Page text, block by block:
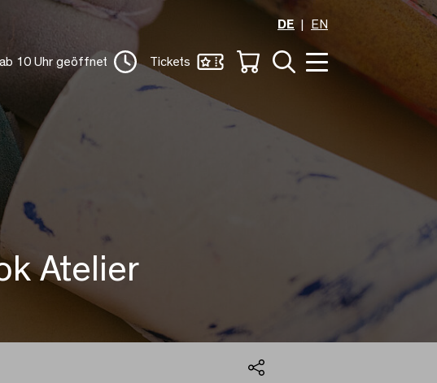
DE
EN
10 Uhr geöffnet Tickets
Atelier